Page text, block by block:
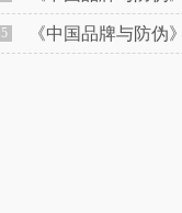
5 《中国品牌与防伪》